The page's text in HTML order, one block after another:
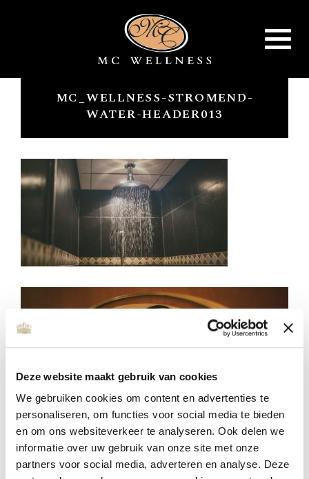
Deze website maakt gebruik van cookies
We gebruiken cookies om content en advertenties te
personaliseren, om functies voor social media te bieden
en om ons websiteverkeer te analyseren. Ook delen we
informatie over uw gebruik van onze site met onze
partners voor social media, adverteren en analyse. Deze
Toggle
MC_WELLNESS-STROMEND-
WATER-HEADER013